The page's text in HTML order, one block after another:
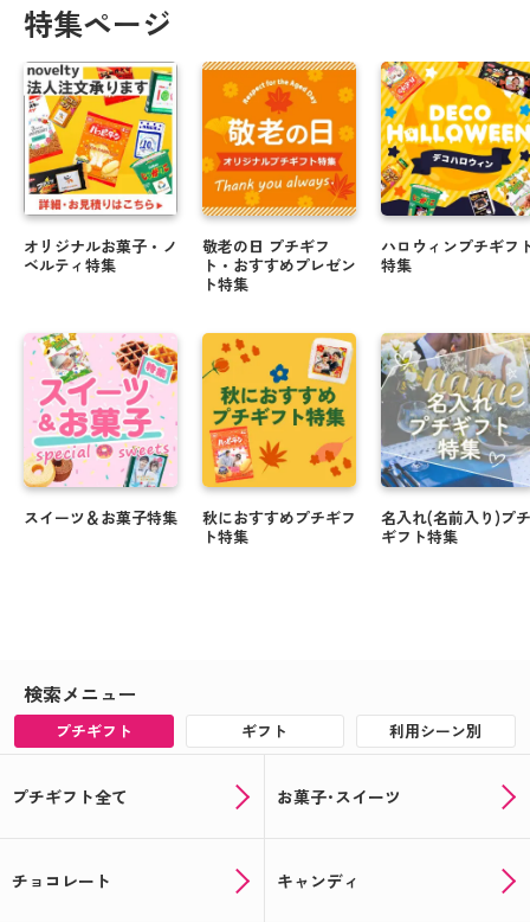
特集ページ
オリジナルお菓子・ノ
ベルティ特集
スイーツ＆お菓子特集
敬老の日 プチギフ
ト・おすすめプレゼン
ト特集
秋におすすめプチギフ
ト特集
ハロウィンプチギフ
特集
名入れ(名前入り)プチ
ギフト特集
検索メニュー
プチギフト ギフト 利用シーン別
プチギフト全て お菓子･スイーツ
チョコレート キャンディ